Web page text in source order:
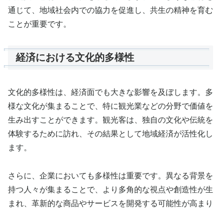
通じて、地域社会内での協力を促進し、共生の精神を育む
ことが重要です。
経済における文化的多様性
文化的多様性は、経済面でも大きな影響を及ぼします。多
様な文化が集まることで、特に観光業などの分野で価値を
生み出すことができます。観光客は、独自の文化や伝統を
体験するために訪れ、その結果として地域経済が活性化し
ます。
さらに、企業においても多様性は重要です。異なる背景を
持つ人々が集まることで、より多角的な視点や創造性が生
まれ、革新的な商品やサービスを開発する可能性が高まり